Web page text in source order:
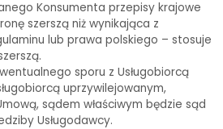
Konsumenta przepisy krajowe
szerszą niż wynikająca z
lub prawa polskiego – stosuje
sporu z Usługobiorcą
uprzywilejowanym,
sądem właściwym będzie sąd
Usługodawcy.